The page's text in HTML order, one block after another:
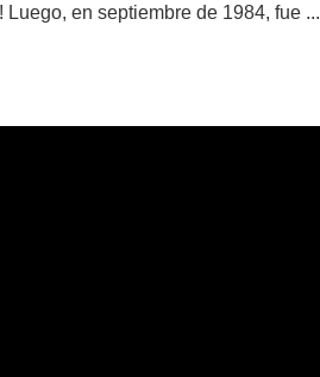
en septiembre de 1984, fue ...